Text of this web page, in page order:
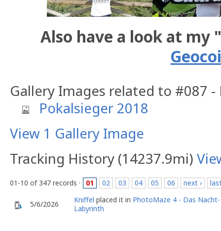
Also have a look at my "
Gallery Images related to #087
Pokalsieger 2018
View 1 Gallery Image
Tracking History (14237.9mi)
01-10 of 347 records · 01 02 03 04 05 06 next ›
5/6/2026 Kniffel placed it in PhotoMaze 4 - Das Nacht-
Labyrinth